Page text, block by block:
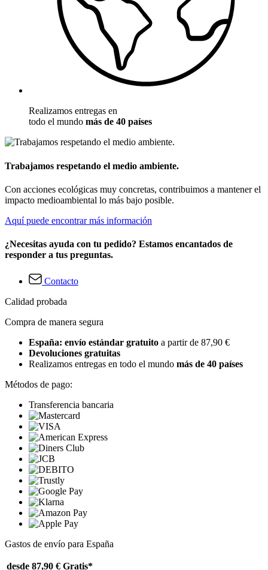
Realizamos entregas en
todo el mundo más de 40 países
Trabajamos respetando el medio ambiente.
Con acciones ecológicas muy concretas, contribuimos a mantener el
impacto medioambiental lo más bajo posible.
Aquí puede encontrar más información
¿Necesitas ayuda con tu pedido? Estamos encantados de
responder a tus preguntas.
Contacto
Calidad probada
Compra de manera segura
España: envío estándar gratuito a partir de 87,90 €
Devoluciones gratuitas
Realizamos entregas en todo el mundo más de 40 países
Métodos de pago:
Transferencia bancaria
Gastos de envío para España
desde 87,90 € Gratis*